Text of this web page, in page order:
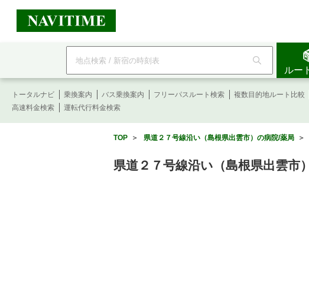
フ
ワ
ド
検
ルー
トータルナビ 乗換案内 バス乗換案内 フリーパスルート検索 複数目的地ルート比較
高速料金検索
運転代行料金検索
TOP ＞ 県道２７号線沿い（島根県出雲市）の病院/薬局 ＞
県道２７号線沿い（島根県出雲市